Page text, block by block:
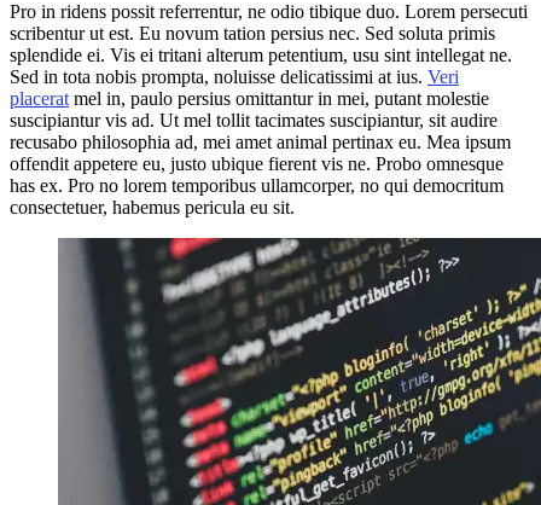
Pro in ridens possit referrentur, ne odio tibique duo. Lorem persecuti
scribentur ut est. Eu novum tation persius nec. Sed soluta primis
splendide ei. Vis ei tritani alterum petentium, usu sint intellegat ne.
Sed in tota nobis prompta, noluisse delicatissimi at ius. Veri
placeratmel in, paulo persius omittantur in mei, putant molestie
suscipiantur vis ad. Ut mel tollit tacimates suscipiantur, sit audire
recusabo philosophia ad, mei amet animal pertinax eu. Mea ipsum
offendit appetere eu, justo ubique fierent vis ne. Probo omnesque
has ex. Pro no lorem temporibus ullamcorper, no qui democritum
consectetuer, habemus pericula eu sit.